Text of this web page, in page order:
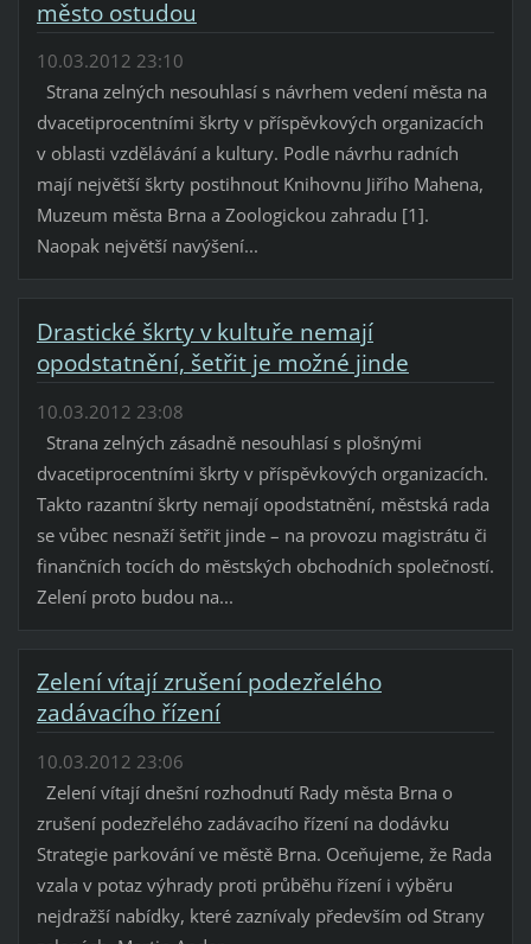
město ostudou
10.03.2012 23:10
Strana zelných nesouhlasí s návrhem vedení města na
dvacetiprocentními škrty v příspěvkových organizacích
v oblasti vzdělávání a kultury. Podle návrhu radních
mají největší škrty postihnout Knihovnu Jiřího Mahena,
Muzeum města Brna a Zoologickou zahradu [1].
Naopak největší navýšení...
Drastické škrty v kultuře nemají
opodstatnění, šetřit je možné jinde
10.03.2012 23:08
Strana zelných zásadně nesouhlasí s plošnými
dvacetiprocentními škrty v příspěvkových organizacích.
Takto razantní škrty nemají opodstatnění, městská rada
se vůbec nesnaží šetřit jinde – na provozu magistrátu či
finančních tocích do městských obchodních společností.
Zelení proto budou na...
Zelení vítají zrušení podezřelého
zadávacího řízení
10.03.2012 23:06
Zelení vítají dnešní rozhodnutí Rady města Brna o
zrušení podezřelého zadávacího řízení na dodávku
Strategie parkování ve městě Brna. Oceňujeme, že Rada
vzala v potaz výhrady proti průběhu řízení i výběru
nejdražší nabídky, které zaznívaly především od Strany